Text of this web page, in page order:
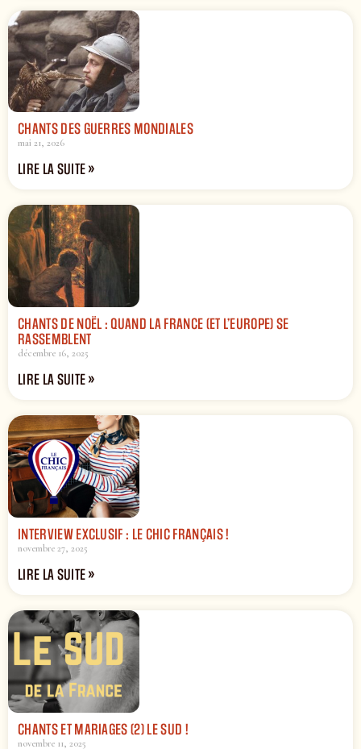
CHANTS DES GUERRES MONDIALES
mai 21, 2026
LIRE LA SUITE »
CHANTS DE NOËL : QUAND LA FRANCE (ET L’EUROPE) SE
RASSEMBLENT
décembre 16, 2025
LIRE LA SUITE »
INTERVIEW EXCLUSIF : LE CHIC FRANÇAIS !
novembre 27, 2025
LIRE LA SUITE »
CHANTS ET MARIAGES (2) LE SUD !
novembre 11, 2025